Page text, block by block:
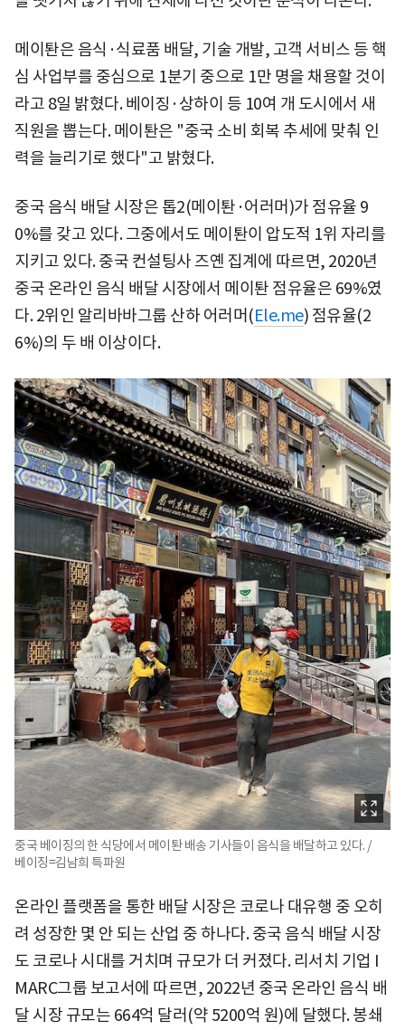
메이퇀은 음식·식료품 배달, 기술 개발, 고객 서비스 등 핵
심 사업부를 중심으로 1분기 중으로 1만 명을 채용할 것이
라고 8일 밝혔다. 베이징·상하이 등 10여 개 도시에서 새
직원을 뽑는다. 메이퇀은 "중국 소비 회복 추세에 맞춰 인
력을 늘리기로 했다"고 밝혔다.
중국 음식 배달 시장은 톱2(메이퇀·어러머)가 점유율 9
0%를 갖고 있다. 그중에서도 메이퇀이 압도적 1위 자리를
지키고 있다. 중국 컨설팅사 즈옌 집계에 따르면, 2020년
중국 온라인 음식 배달 시장에서 메이퇀 점유율은 69%였
다. 2위인 알리바바그룹 산하 어러머(Ele.me) 점유율(2
6%)의 두 배 이상이다.
중국 베이징의 한 식당에서 메이퇀 배송 기사들이 음식을 배달하고 있다. /
베이징=김남희 특파원
온라인 플랫폼을 통한 배달 시장은 코로나 대유행 중 오히
려 성장한 몇 안 되는 산업 중 하나다. 중국 음식 배달 시장
도 코로나 시대를 거치며 규모가 더 커졌다. 리서치 기업 I
MARC그룹 보고서에 따르면, 2022년 중국 온라인 음식 배
달 시장 규모는 664억 달러(약 5200억 원)에 달했다. 봉쇄